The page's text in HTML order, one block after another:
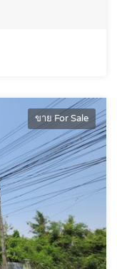
ขาย For Sale